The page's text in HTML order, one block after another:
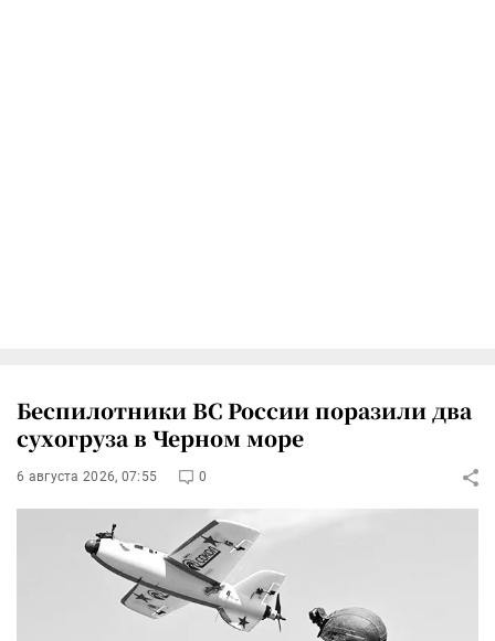
Беспилотники ВС России поразили два
сухогруза в Черном море
6 августа 2026, 07:55 0